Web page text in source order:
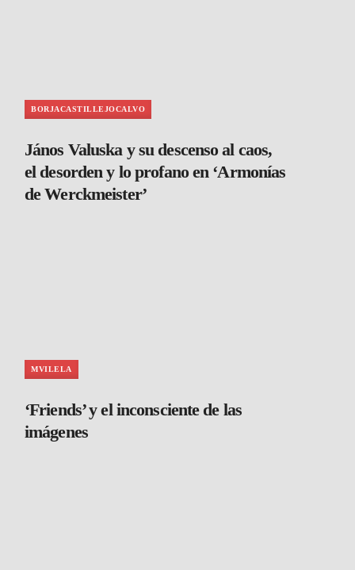
BORJACASTILLEJOCALVO
János Valuska y su descenso al caos,
el desorden y lo profano en ‘Armonías
de Werckmeister’
MVILELA
‘Friends’ y el inconsciente de las
imágenes